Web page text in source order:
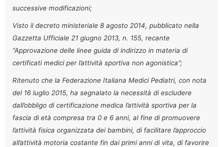
successive modificazioni;
Visto il decreto ministeriale 8 agosto 2014, pubblicato nella
Gazzetta Ufficiale 21 giugno 2013, n. 155, recante
“Approvazione delle linee guida di indirizzo in materia di
certificati medici per l’attività sportiva non agonistica”;
Ritenuto che la Federazione Italiana Medici Pediatri, con nota
del 16 luglio 2015, ha segnalato la necessità di escludere
dall’obbligo di certificazione medica l’attività sportiva per la
fascia di età compresa tra 0 e 6 anni, al fine di promuovere
l’attività fisica organizzata dei bambini, di facilitare l’approccio
all’attività motoria costante fin dai primi anni di vita, di favorire